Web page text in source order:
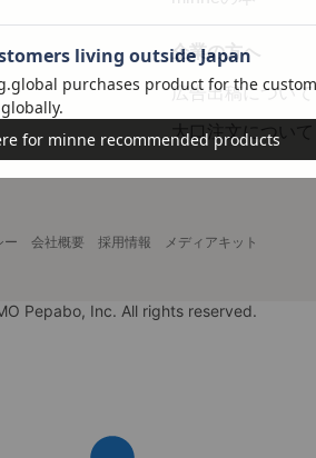
企業の方へ
広告出稿について
大口注文について
ー 会社概要 採用情報 メディアキット
Pepabo, Inc. All rights reserved.